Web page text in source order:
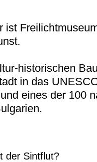
ist
historischen
in das
eines der 100
der Sintflut?